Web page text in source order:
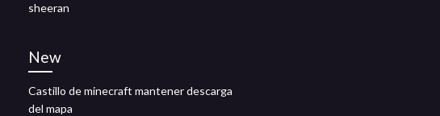
sheeran
New
Castillo de minecraft mantener descarga
del mapa